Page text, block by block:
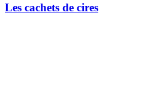
Les cachets de cires